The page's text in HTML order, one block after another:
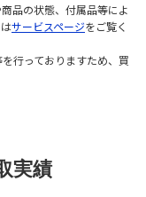
品の状態、付属品等によ
サービスページをご覧く
行っておりますため、買
実績